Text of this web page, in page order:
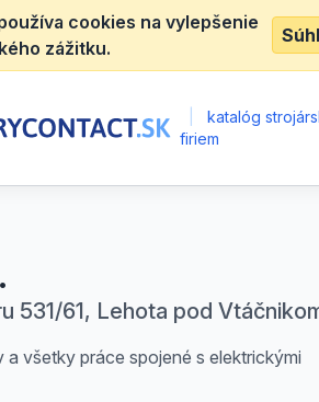
cookies na vylepšenie
zážitku.
katalóg
firiem
531/61, Lehota pod
a všetky práce spojené s elektrickými